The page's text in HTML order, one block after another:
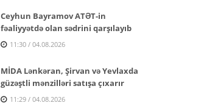
Ceyhun Bayramov ATƏT-in
fəaliyyətdə olan sədrini qarşılayıb
11:30 / 04.08.2026
MİDA Lənkəran, Şirvan və Yevlaxda
güzəştli mənzilləri satışa çıxarır
11:29 / 04.08.2026